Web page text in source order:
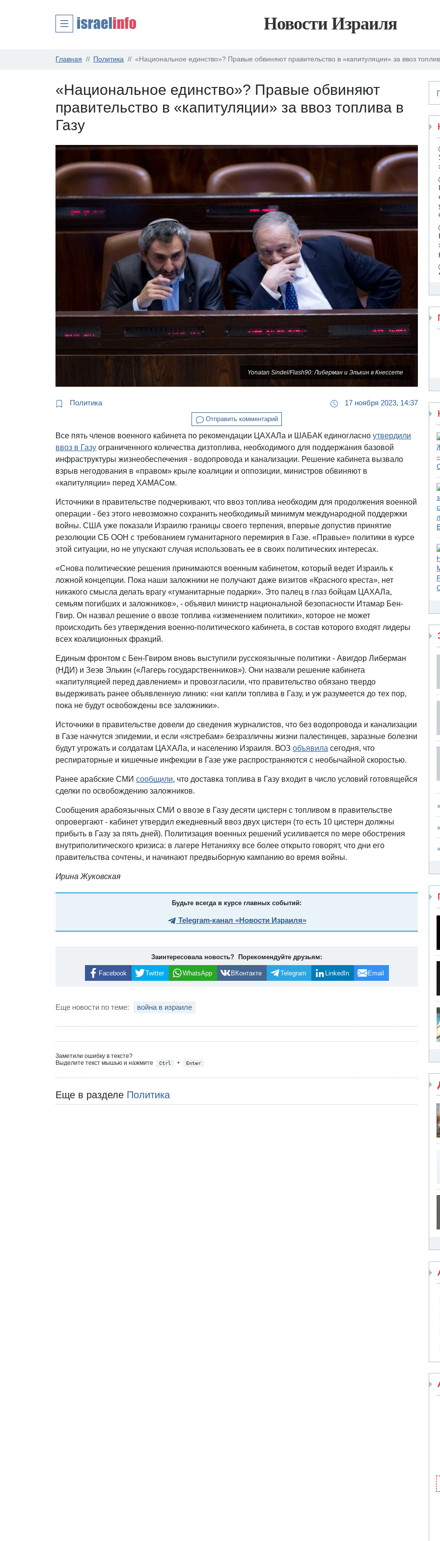
Новости Израиля
Главная Политика «Национальное единство»? Правые обвиняют правительство в «капитуляции» за ввоз
«Национальное единство»? Правые обвиняют
правительство в «капитуляции» за ввоз топлива в
Газу
Yonatan Sindel/Flash90: Либерман и Элькин в Кнессете
Политика 17 ноября 2023, 14:37
Отправить комментарий
Все пять членов военного кабинета по рекомендации ЦАХАЛа и ШАБАК единогласноутвердили
ввоз в Газу ограниченного количества дизтоплива, необходимого для поддержания базовой
инфраструктуры жизнеобеспечения - водопровода и канализации. Решение кабинета вызвало
взрыв негодования в «правом» крыле коалиции и оппозиции, министров обвиняют в
«капитуляции» перед ХАМАСом.
Источники в правительстве подчеркивают, что ввоз топлива необходим для продолжения военной
операции - без этого невозможно сохранить необходимый минимум международной поддержки
войны. США уже показали Израилю границы своего терпения, впервые допустив принятие
резолюции СБ ООН с требованием гуманитарного перемирия в Газе. «Правые» политики в курсе
этой ситуации, но не упускают случая использовать ее в своих политических интересах.
«Снова политические решения принимаются военным кабинетом, который ведет Израиль к
ложной концепции. Пока наши заложники не получают даже визитов «Красного креста», нет
никакого смысла делать врагу «гуманитарные подарки». Это палец в глаз бойцам ЦАХАЛа,
семьям погибших и заложников», - объявил министр национальной безопасности Итамар Бен-
Гвир. Он назвал решение о ввозе топлива «изменением политики», которое не может
происходить без утверждения военно-политического кабинета, в состав которого входят лидеры
всех коалиционных фракций.
Единым фронтом с Бен-Гвиром вновь выступили русскоязычные политики - Авигдор Либерман
(НДИ) и Зеэв Элькин («Лагерь государственников»). Они назвали решение кабинета
«капитуляцией перед давлением» и провозгласили, что правительство обязано твердо
выдерживать ранее объявленную линию: «ни капли топлива в Газу, и уж разумеется до тех пор,
пока не будут освобождены все заложники».
Источники в правительстве довели до сведения журналистов, что без водопровода и канализации
в Газе начнутся эпидемии, и если «ястребам» безразличны жизни палестинцев, заразные болезни
будут угрожать и солдатам ЦАХАЛа, и населению Израиля. ВОЗобъявила сегодня, что
респираторные и кишечные инфекции в Газе уже распространяются с необычайной скоростью.
Ранее арабские СМИсообщили, что доставка топлива в Газу входит в число условий готовящейся
сделки по освобождению заложников.
Сообщения арабоязычных СМИ о ввозе в Газу десяти цистерн с топливом в правительстве
опровергают - кабинет утвердил ежедневный ввоз двух цистерн (то есть 10 цистерн должны
прибыть в Газу за пять дней). Политизация военных решений усиливается по мере обострения
внутриполитического кризиса: в лагере Нетанияху все более открыто говорят, что дни его
правительства сочтены, и начинают предвыборную кампанию во время войны.
Ирина Жуковская
Будьте всегда в курсе главных событий:
Telegram-канал «Новости Израиля»
Заинтересовала новость? Порекомендуйте друзьям:
Facebook Twitter WhatsApp ВКонтакте Telegram LinkedIn Email
Еще новости по теме: война в израиле
Заметили ошибку в тексте?
Выделите текст мышью и нажмите
Ctrl + Enter
Еще в разделе Политика